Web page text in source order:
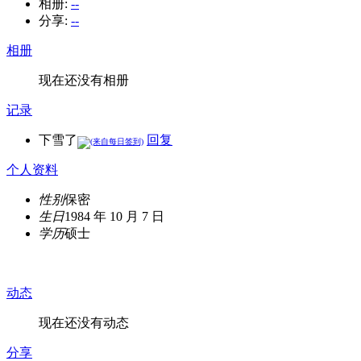
相册: --
分享: --
相册
现在还没有相册
记录
下雪了 回复
个人资料
性别保密
生日1984 年 10 月 7 日
学历硕士
动态
现在还没有动态
分享